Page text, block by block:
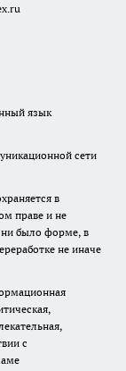
язык
сети
в
праве и не
ни было форме, в
не иначе
с